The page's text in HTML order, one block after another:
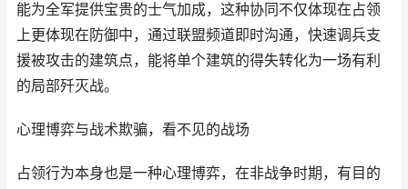
能为全军提供宝贵的士气加成，这种协同不仅体现在占领
上更体现在防御中，通过联盟频道即时沟通，快速调兵支
援被攻击的建筑点，能将单个建筑的得失转化为一场有利
的局部歼灭战。
心理博弈与战术欺骗，看不见的战场
占领行为本身也是一种心理博弈，在非战争时期，有目的